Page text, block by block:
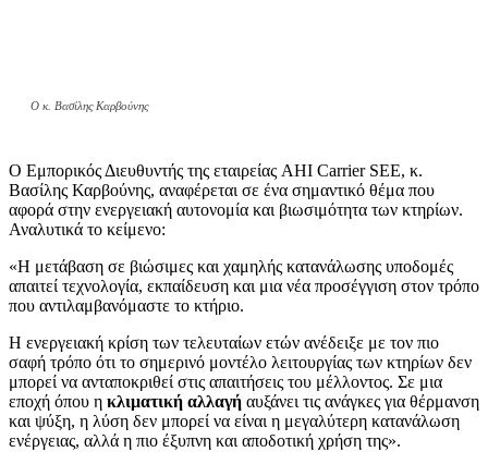
O κ. Βασίλης Καρβούνης
Ο Εμπορικός Διευθυντής της εταιρείας AHI Carrier SEE, κ.
Βασίλης Καρβούνης, αναφέρεται σε ένα σημαντικό θέμα που
αφορά στην ενεργειακή αυτονομία και βιωσιμότητα των κτηρίων.
Αναλυτικά το κείμενο:
«Η μετάβαση σε βιώσιμες και χαμηλής κατανάλωσης υποδομές
απαιτεί τεχνολογία, εκπαίδευση και μια νέα προσέγγιση στον τρόπο
που αντιλαμβανόμαστε το κτήριο.
Η ενεργειακή κρίση των τελευταίων ετών ανέδειξε με τον πιο
σαφή τρόπο ότι το σημερινό μοντέλο λειτουργίας των κτηρίων δεν
μπορεί να ανταποκριθεί στις απαιτήσεις του μέλλοντος. Σε μια
εποχή όπου η κλιματική αλλαγή αυξάνει τις ανάγκες για θέρμανση
και ψύξη, η λύση δεν μπορεί να είναι η μεγαλύτερη κατανάλωση
ενέργειας, αλλά η πιο έξυπνη και αποδοτική χρήση της».